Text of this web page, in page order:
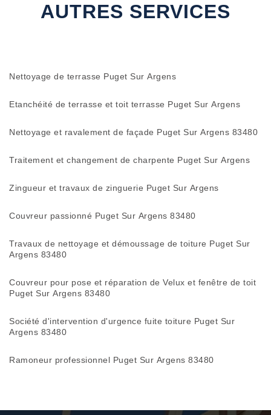
AUTRES SERVICES
Nettoyage de terrasse Puget Sur Argens
Etanchéité de terrasse et toit terrasse Puget Sur Argens
Nettoyage et ravalement de façade Puget Sur Argens 83480
Traitement et changement de charpente Puget Sur Argens
Zingueur et travaux de zinguerie Puget Sur Argens
Couvreur passionné Puget Sur Argens 83480
Travaux de nettoyage et démoussage de toiture Puget Sur
Argens 83480
Couvreur pour pose et réparation de Velux et fenêtre de toit
Puget Sur Argens 83480
Société d'intervention d'urgence fuite toiture Puget Sur
Argens 83480
Ramoneur professionnel Puget Sur Argens 83480